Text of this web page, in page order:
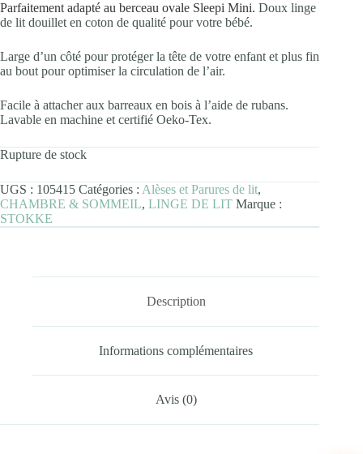
Parfaitement adapté au berceau ovale Sleepi Mini. Doux linge
de lit douillet en coton de qualité pour votre bébé.
Large d’un côté pour protéger la tête de votre enfant et plus fin
au bout pour optimiser la circulation de l’air.
Facile à attacher aux barreaux en bois à l’aide de rubans.
Lavable en machine et certifié Oeko-Tex.
Rupture de stock
UGS : 105415 Catégories : Alèses et Parures de lit,
CHAMBRE & SOMMEIL, LINGE DE LIT Marque :
STOKKE
Description
Informations complémentaires
Avis (0)